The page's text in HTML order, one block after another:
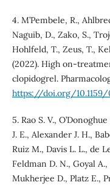
4. M’Pembele, R.,
Naguib, D., Zako, S.,
Hohlfeld, T., Zeus, T.,
(2022). High on-
clopidogrel.
https://doi.org/10.1159/
5. Rao S. V.,
J. E., Alexander J. H.,
Ruiz M., Davis L. L., de
Feldman D. N., Goyal
Mukherjee D., Platz E.,